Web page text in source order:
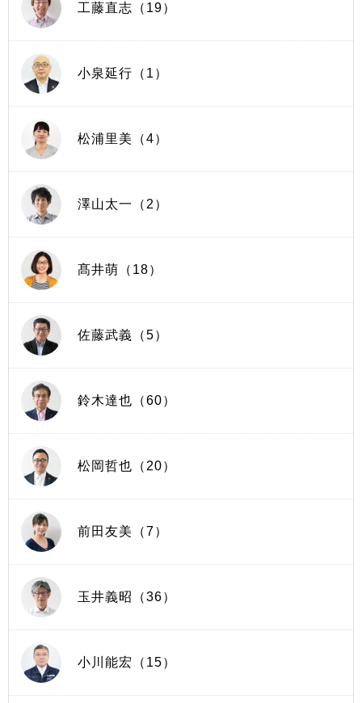
工藤直志（19）
小泉延行（1）
松浦里美（4）
澤山太一（2）
髙井萌（18）
佐藤武義（5）
鈴木達也（60）
松岡哲也（20）
前田友美（7）
玉井義昭（36）
小川能宏（15）